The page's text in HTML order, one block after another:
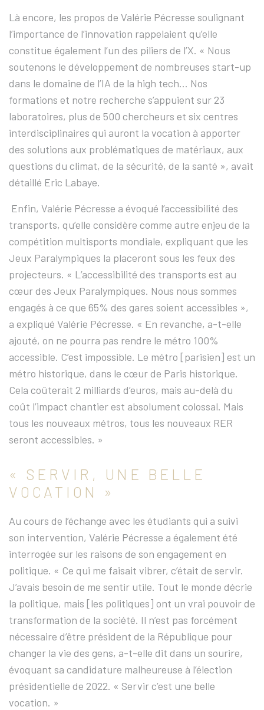
Là encore, les propos de Valérie Pécresse soulignant
l’importance de l’innovation rappelaient qu’elle
constitue également l’un des piliers de l’X. « Nous
soutenons le développement de nombreuses start-up
dans le domaine de l’IA de la high tech… Nos
formations et notre recherche s’appuient sur 23
laboratoires, plus de 500 chercheurs et six centres
interdisciplinaires qui auront la vocation à apporter
des solutions aux problématiques de matériaux, aux
questions du climat, de la sécurité, de la santé », avait
détaillé Eric Labaye.
Enfin, Valérie Pécresse a évoqué l’accessibilité des
transports, qu’elle considère comme autre enjeu de la
compétition multisports mondiale, expliquant que les
Jeux Paralympiques la placeront sous les feux des
projecteurs. « L’accessibilité des transports est au
cœur des Jeux Paralympiques. Nous nous sommes
engagés à ce que 65% des gares soient accessibles »,
a expliqué Valérie Pécresse. « En revanche, a-t-elle
ajouté, on ne pourra pas rendre le métro 100%
accessible. C’est impossible. Le métro [parisien] est un
métro historique, dans le cœur de Paris historique.
Cela coûterait 2 milliards d’euros, mais au-delà du
coût l’impact chantier est absolument colossal. Mais
tous les nouveaux métros, tous les nouveaux RER
seront accessibles. »
« SERVIR, UNE BELLE
VOCATION »
Au cours de l’échange avec les étudiants qui a suivi
son intervention, Valérie Pécresse a également été
interrogée sur les raisons de son engagement en
politique. « Ce qui me faisait vibrer, c’était de servir.
J’avais besoin de me sentir utile. Tout le monde décrie
la politique, mais [les politiques] ont un vrai pouvoir de
transformation de la société. Il n’est pas forcément
nécessaire d’être président de la République pour
changer la vie des gens, a-t-elle dit dans un sourire,
évoquant sa candidature malheureuse à l’élection
présidentielle de 2022. « Servir c’est une belle
vocation. »